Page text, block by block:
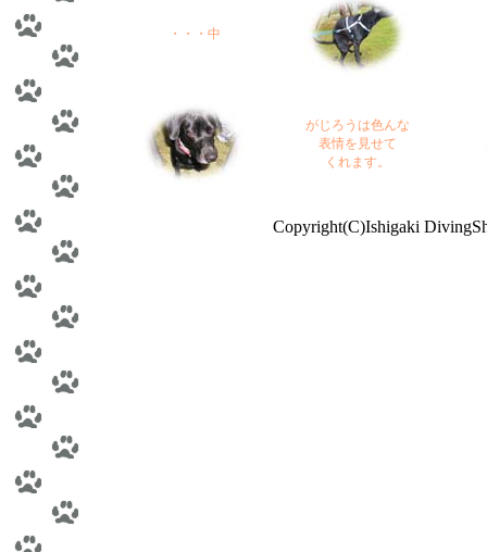
・・・中
がじろうは色んな
表情を見せて
くれます。
Copyright(C)Ishigaki